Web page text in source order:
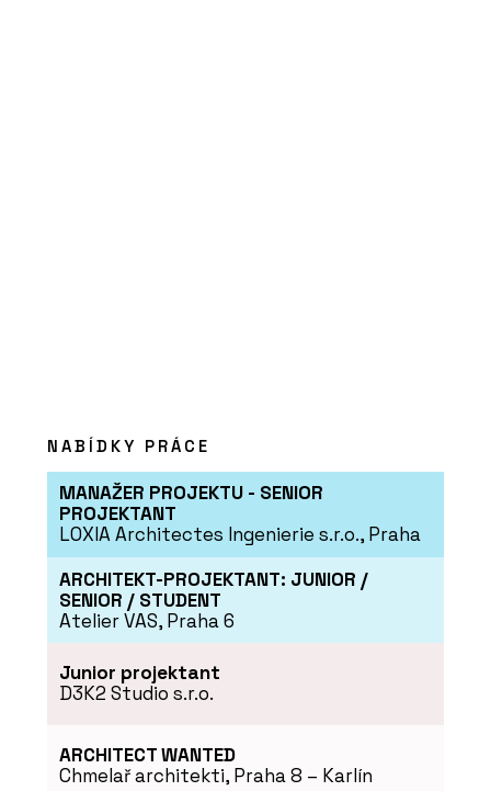
PRODUKTY
Program Artlantis RT²
NABÍDKY PRÁCE
MANAŽER PROJEKTU - SENIOR
PROJEKTANT
LOXIA Architectes Ingenierie s.r.o., Praha
ARCHITEKT-PROJEKTANT: JUNIOR /
SENIOR / STUDENT
Atelier VAS, Praha 6
Junior projektant
D3K2 Studio s.r.o.
ARCHITECT WANTED
Chmelař architekti, Praha 8 – Karlín